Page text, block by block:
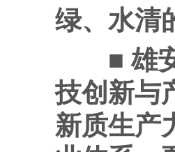
绿、水清
■ 雄安
技创新与
新质生产